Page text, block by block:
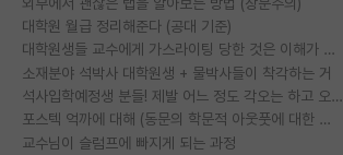
대학원 월급 정리해준다 (공대 기준)
대학원생들 교수에게 가스라이팅 당한 것은 이해가 갑니다. 안타깝네요.
소재분야 석박사 대학원생 + 물박사들이 착각하는 거
석사입학예정생 분들! 제발 어느 정도 각오는 하고 오세요.
포스텍 억까에 대해 (동문의 학문적 아웃풋에 대한 반박)
교수님이 슬럼프에 빠지게 되는 과정